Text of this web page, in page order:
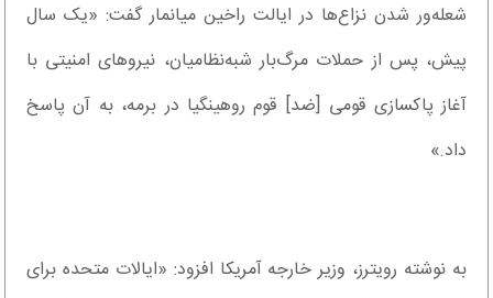
شعله‌ور شدن نزاع‌ها در ایالت راخین میانمار گفت: «یک سال
پیش، پس از حملات مرگ‌بار شبه‌نظامیان، نیروهای امنیتی با
آغاز پاکسازی قومی [ضد] قوم روهینگیا در برمه، به آن پاسخ
داد.»
به نوشته رویترز، وزیر خارجه آمریکا افزود: «ایالات متحده برای